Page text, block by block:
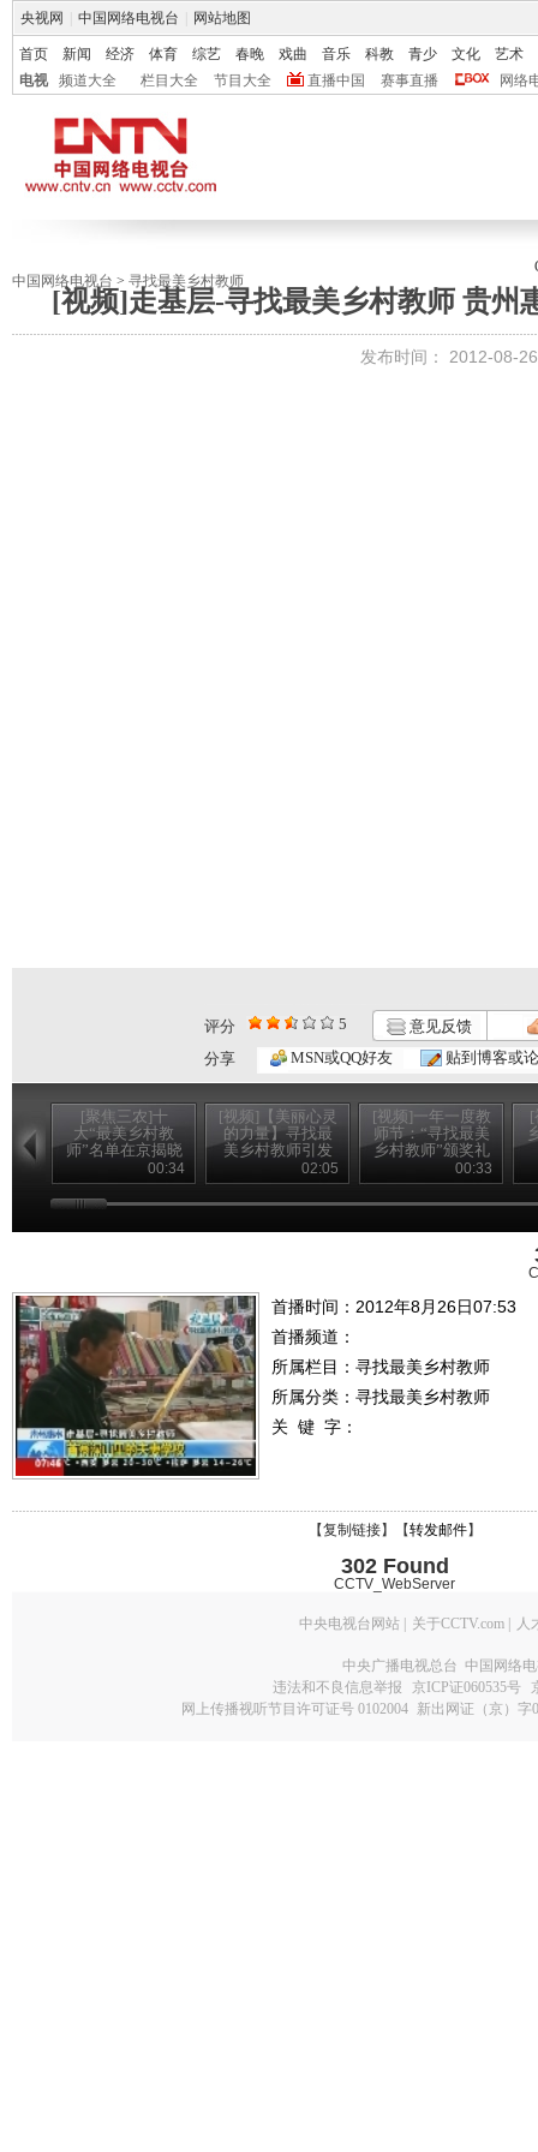
央视网 中国网络电视台 网站地图
首页 新闻 经济 体育 综艺 春晚 戏曲 音乐 科教 青少 文化
艺术
电视
频道大全 栏目大全 节目大全 直播中国 赛事直播 网络
中国网络电视台 > 寻找最美乡村教师
[视频]走基层-寻找最美乡村教师 贵州
发布时间： 2012-08-
评分 5
意见反馈
分享
MSN或QQ好友 贴到博客或
[聚焦三农]十
大“最美乡村教
师”名单在京揭晓
(20120910)00:34
[视频]【美丽心灵
的力量】寻找最
美乡村教师引发
强烈社会反响
02:05
[视频]一年一度教
师节：“寻找最美
乡村教师”颁奖礼
00:33
[
首播时间：2012年8月26日07:53
首播频道：
所属栏目： 寻找最美乡村教师
所属分类：寻找最美乡村教师
关 键 字：
【复制链接】【转发邮件】
302 Found
CCTV_WebServer
中央电视台网站 关于CCTV.com 人
中央广播电视总台 中国网络
违法和不良信息举报
京ICP证060535号
网上传播视听节目许可证号 0102004 新出网证（京）